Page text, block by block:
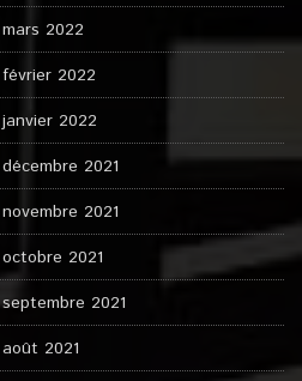
mars 2022
février 2022
janvier 2022
décembre 2021
novembre 2021
octobre 2021
septembre 2021
août 2021